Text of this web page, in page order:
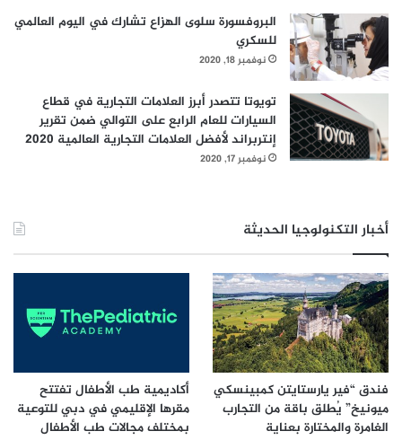
على مستوياتها المرتفعة في جميع الأوقات أثناء عملكم من
المنزل.
البروفسورة سلوى الهزاع تشارك في اليوم العالمي
للسكري
نوفمبر 18, 2020
تويوتا تتصدر أبرز العلامات التجارية في قطاع
السيارات للعام الرابع على التوالي ضمن تقرير
إنتربراند لأفضل العلامات التجارية العالمية 2020
نوفمبر 17, 2020
أخبار التكنولوجيا الحديثة
فندق “فير يارستايتن كمبينسكي
ميونيخ” يُطلق باقة من التجارب
الغامرة والمختارة بعناية
أكاديمية طب الأطفال تفتتح
مقرها الإقليمي في دبي للتوعية
بمختلف مجالات طب الأطفال